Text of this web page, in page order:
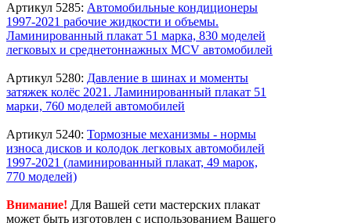
Артикул 5285: Автомобильные кондиционеры
1997-2021 рабочие жидкости и объемы.
Ламинированный плакат 51 марка, 830 моделей
легковых и среднетоннажных MCV автомобилей
Артикул 5280: Давление в шинах и моменты
затяжек колёс 2021. Ламинированный плакат 51
марки, 760 моделей автомобилей
Артикул 5240: Тормозные механизмы - нормы
износа дисков и колодок легковых автомобилей
1997-2021 (ламинированный плакат, 49 марок,
770 моделей)
Внимание! Для Вашей сети мастерских плакат
может быть изготовлен с использованием Вашего